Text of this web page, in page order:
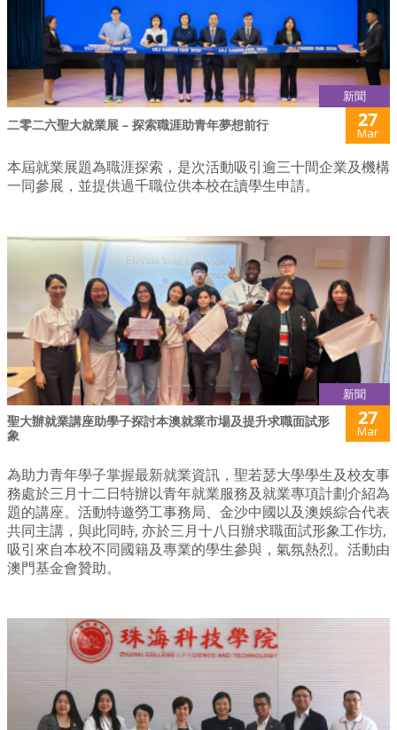
新聞
二零二六聖大就業展 – 探索職涯助青年夢想前行 27
Mar
本屆就業展題為職涯探索，是次活動吸引逾三十間企業及機構
一同參展，並提供過千職位供本校在讀學生申請。
新聞
聖大辦就業講座助學子探討本澳就業市場及提升求職面試形
象
27
Mar
為助力青年學子掌握最新就業資訊，聖若瑟大學學生及校友事
務處於三月十二日特辦以青年就業服務及就業專項計劃介紹為
題的講座。活動特邀勞工事務局、金沙中國以及澳娛綜合代表
共同主講，與此同時, 亦於三月十八日辦求職面試形象工作坊,
吸引來自本校不同國籍及專業的學生參與，氣氛熱烈。活動由
澳門基金會贊助。